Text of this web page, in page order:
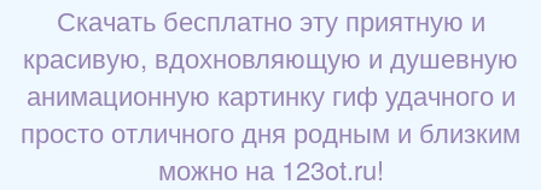
Скачать бесплатно эту приятную и
красивую, вдохновляющую и душевную
анимационную картинку гиф удачного и
просто отличного дня родным и близким
можно на 123ot.ru!